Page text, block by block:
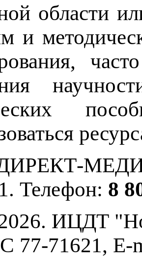
области
и
1. Телефон: 8
ИЦДТ
77-71621, E-